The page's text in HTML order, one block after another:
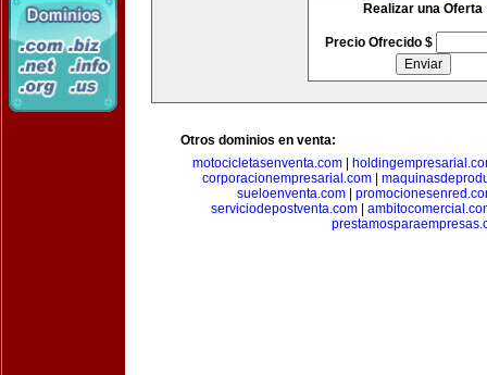
Realizar una Oferta
Precio Ofrecido $
Otros dominios en venta:
motocicletasenventa.com
corporacionempresarial.com
sueloenventa.com
serviciodepostventa.com